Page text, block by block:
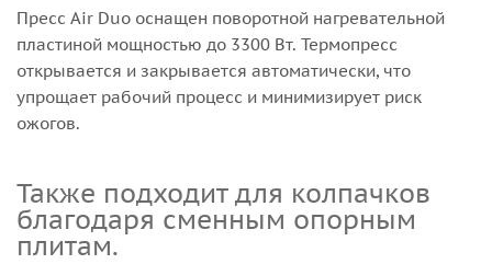
Пресс Air Duo оснащен поворотной нагревательной
пластиной мощностью до 3300 Вт. Термопресс
открывается и закрывается автоматически, что
упрощает рабочий процесс и минимизирует риск
ожогов.
Также подходит для колпачков
благодаря сменным опорным
плитам.